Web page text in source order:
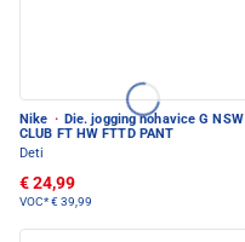
Nike · Die. jogging nohavice G NSW
CLUB FT HW FTTD PANT
Deti
€ 24,99
VOC*€ 39,99